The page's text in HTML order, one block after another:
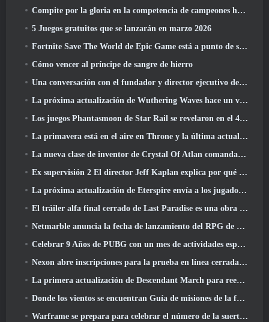
Compite por la gloria en la competencia de campeones huecos de New Eridu en la próxima actualización de Zenless Zone Zero
5 Juegos gratuitos que se lanzarán en marzo 2026
Fortnite Save The World de Epic Game está a punto de ser un juego gratuito
Cómo vencer al príncipe de sangre de hierro
Una conversación con el fundador y director ejecutivo de Netmarble, Ken Kim, sobre MONGIL: Buceo estelar
La próxima actualización de Wuthering Waves hace un viaje al “lado oscuro”
Los juegos Phantasmoon de Star Rail se revelaron en el 4.1 Programa Especial
La primavera está en el aire en Throne y la última actualización de Liberty
La nueva clase de inventor de Crystal Of Atlan comanda a los Magitech Mechs en la batalla
Ex supervisión 2 El director Jeff Kaplan explica por qué dejó a Blizzard
La próxima actualización de Eterspire envía a los jugadores a las minas enanas
El tráiler alfa final cerrado de Last Paradise es una obra de arte pequeña pero aterradora
Netmarble anuncia la fecha de lanzamiento del RPG de acción para domesticar monstruos Mongil: Buceo estelar
Celebrar 9 Años de PUBG con un mes de actividades especiales
Nexon abre inscripciones para la prueba en línea cerrada de abril de MapleStory Classic World
La primera actualización de Descendant March para reequilibrar el Sharen y presentar contenido nuevo
Donde los vientos se encuentran Guía de misiones de la fortaleza de Whitecrown
Warframe se prepara para celebrar el número de la suerte 13 Con eventos de aniversario